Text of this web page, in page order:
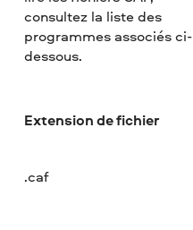
consultez la liste des
programmes associés ci-
dessous.
Extension de fichier
.caf